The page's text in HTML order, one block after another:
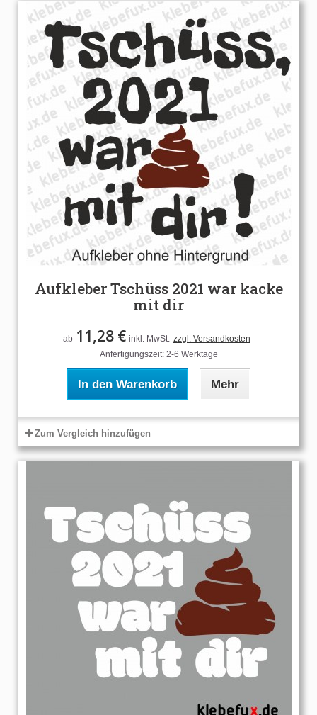
Aufkleber Tschüss 2021 war kacke
mit dir
ab 11,28 € inkl. MwSt. zzgl. Versandkosten
Anfertigungszeit: 2-6 Werktage
In den Warenkorb Mehr
Zum Vergleich hinzufügen